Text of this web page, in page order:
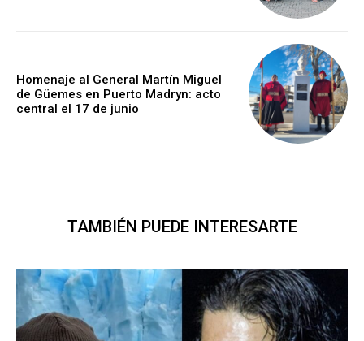
Homenaje al General Martín Miguel
de Güemes en Puerto Madryn: acto
central el 17 de junio
TAMBIÉN PUEDE INTERESARTE